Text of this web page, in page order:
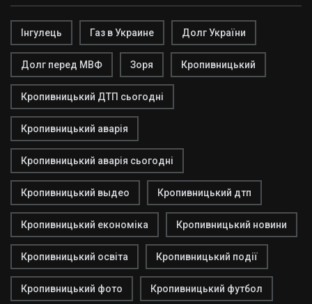
Інгулець Газ в Украине Долг України
Долг перед МВФ Зоря Кропивницький
Кропивницький ДТП сьогодні
Кропивницький аварія
Кропивницький аварія сьогодні
Кропивницький выдео Кропивницький дтп
Кропивницький економіка Кропивницький новини
Кропивницький освіта Кропивницький події
Кропивницький фото Кропивницький футбол